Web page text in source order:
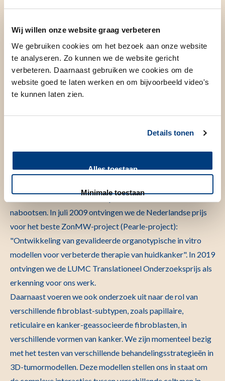
Wij willen onze website graag verbeteren
We gebruiken cookies om het bezoek aan onze website
te analyseren. Zo kunnen we de website gericht
verbeteren. Daarnaast gebruiken we cookies om de
website goed te laten werken en om bijvoorbeeld video's
te kunnen laten zien.
Details tonen
Alles toestaan
Minimale toestaan
Wetenschappelijk onderzoek
Onze onderzoeksgroep werkt op diverse gebieden en
maakt gebruik van huidmodellen als een instrument om
verschillende aspecten te bestuderen, waaronder
huidhomeostase. In april 2008 ontving onze groep de
van in vitro huidmodellen die plaveiselcelcarcinoom
nabootsen. In juli 2009 ontvingen we de Nederlandse prijs
voor het beste ZonMW-project (Pearle-project):
"Ontwikkeling van gevalideerde organotypische in vitro
modellen voor verbeterde therapie van huidkanker". In 2019
ontvingen we de LUMC Translationeel Onderzoeksprijs als
erkenning voor ons werk.
Daarnaast voeren we ook onderzoek uit naar de rol van
verschillende fibroblast-subtypen, zoals papillaire,
reticulaire en kanker-geassocieerde fibroblasten, in
verschillende vormen van kanker. We zijn momenteel bezig
met het testen van verschillende behandelingsstrategieën in
3D-tumormodellen. Deze modellen stellen ons in staat om